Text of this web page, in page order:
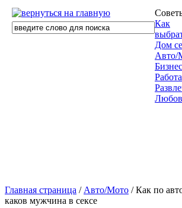
Как
Дом
Авто/
Работа
Главная страница / Авто/Мото / Как по
каков мужчина в сексе